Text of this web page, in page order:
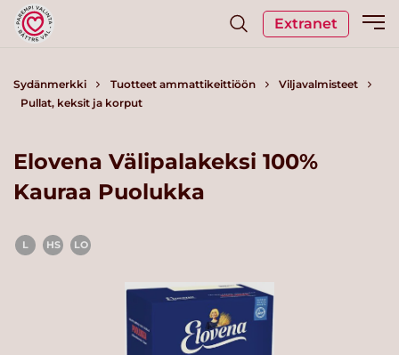
Extranet
Sydänmerkki Tuotteet ammattikeittiöön
Viljavalmisteet
Pullat, keksit ja korput
Elovena Välipalakeksi 100%
Kauraa Puolukka
L HS LO